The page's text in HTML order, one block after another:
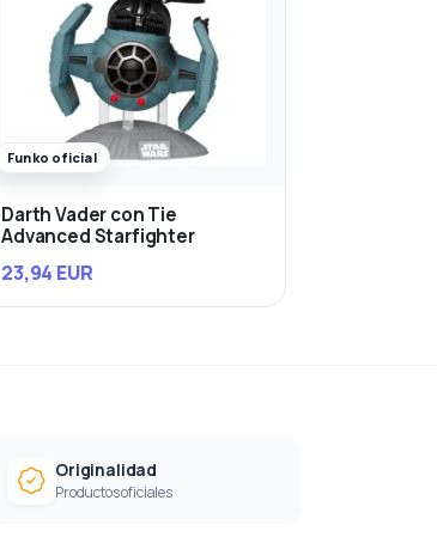
Funko oficial
Darth Vader con Tie
Advanced Starfighter
23,94 EUR
Originalidad
Productos oficiales